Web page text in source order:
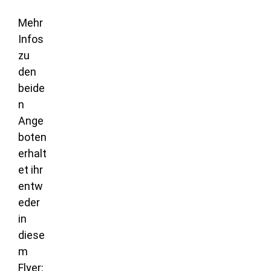
Mehr
Infos
zu
den
beide
n
Ange
boten
erhalt
et ihr
entw
eder
in
diese
m
Flyer: